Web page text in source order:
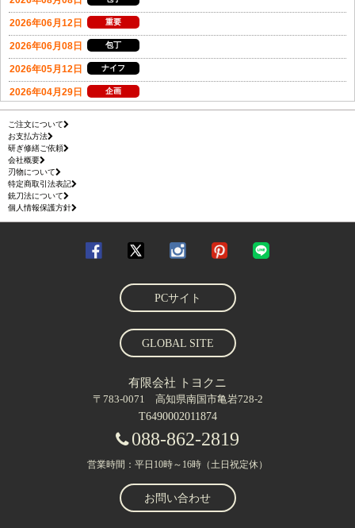
ご注文について
お支払方法
研ぎ修繕ご依頼
会社概要
刃物について
特定商取引法表記
銃刀法について
個人情報保護方針
PCサイト
GLOBAL SITE
有限会社 トヨクニ
〒783-0071 高知県南国市亀岩728-2
T6490002011874
088-862-2819
営業時間：平日10時～16時（土日祝定休）
お問い合わせ